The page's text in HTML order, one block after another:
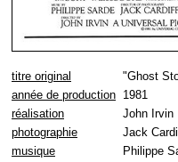
titre original
"Ghost
année de production 1981
réalisation
John Irvin
photographie
Jack
musique
Philippe